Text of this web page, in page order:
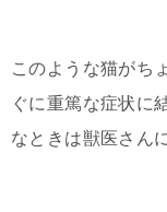
このような猫がち
ぐに重篤な症状に
なときは獣医さん